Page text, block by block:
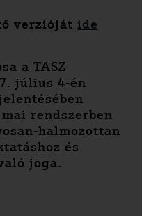
verzióját ide
a TASZ
július 4-én
rendszerben
halmozottan
és
joga.